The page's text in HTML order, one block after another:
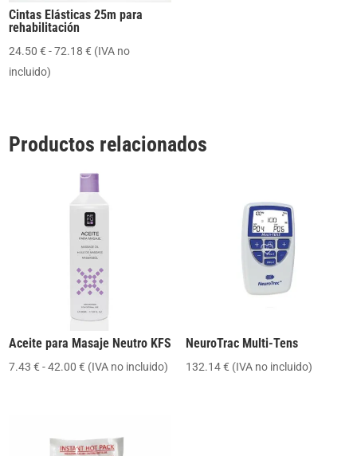
Cintas Elásticas 25m para
rehabilitación
24.50€ - 72.18€ Rango
24.50 €
hasta
72.18 €
(IVA no
incluido)
Productos relacionados
Aceite para Masaje Neutro KFS
7.43€ - 42.00€ Rango
7.43 €
(IVA no incluido)
NeuroTrac Multi-Tens
132.14€ (IVA no incluido)